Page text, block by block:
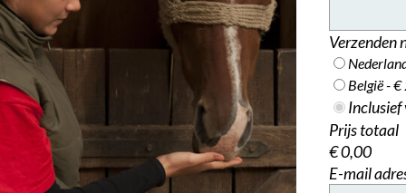
Verzenden
België -
Inclusief
Prijs totaal
€ 0,00
E-mail